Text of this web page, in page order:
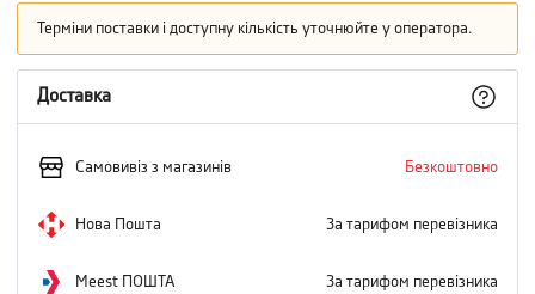
Терміни поставки і доступну кількість уточнюйте у оператора.
Доставка
Самовивіз з магазинів Безкоштовно
Нова Пошта За тарифом перевізника
Meest ПОШТА За тарифом перевізника